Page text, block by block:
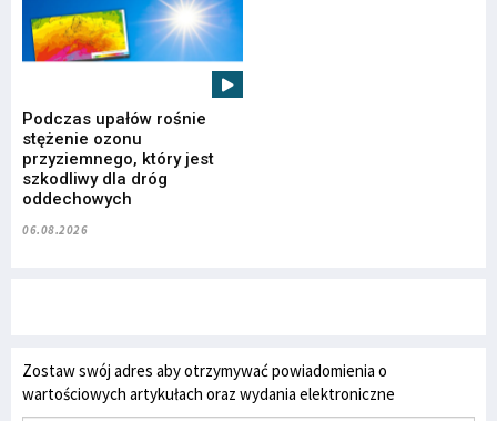
Podczas upałów rośnie
stężenie ozonu
przyziemnego, który jest
szkodliwy dla dróg
oddechowych
06.08.2026
Zostaw swój adres aby otrzymywać powiadomienia o
wartościowych artykułach oraz wydania elektroniczne